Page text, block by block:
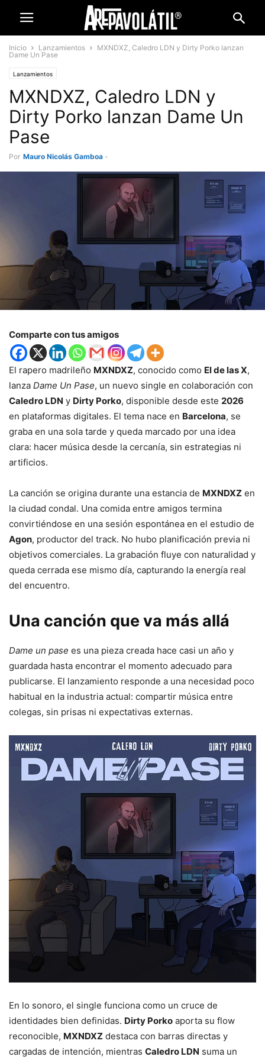
Inicio Lanzamientos
MXNDXZ, Caledro LDN y Dirty Porko lanzan
Dame Un Pase
Lanzamientos
MXNDXZ, Caledro LDN y
Dirty Porko lanzan Dame Un
Pase
Por Mauro Nicolás Gamboa -
Comparte con tus amigos
El rapero madrileño MXNDXZ, conocido como El de las X,
lanza Dame Un Pase, un nuevo single en colaboración con
Caledro LDN y Dirty Porko, disponible desde este 2026
en plataformas digitales. El tema nace en Barcelona, se
graba en una sola tarde y queda marcado por una idea
clara: hacer música desde la cercanía, sin estrategias ni
artificios.
La canción se origina durante una estancia de MXNDXZ en
la ciudad condal. Una comida entre amigos termina
convirtiéndose en una sesión espontánea en el estudio de
Agon, productor del track. No hubo planificación previa ni
objetivos comerciales. La grabación fluye con naturalidad y
queda cerrada ese mismo día, capturando la energía real
del encuentro.
Una canción que va más allá
Dame un pase es una pieza creada hace casi un año y
guardada hasta encontrar el momento adecuado para
publicarse. El lanzamiento responde a una necesidad poco
habitual en la industria actual: compartir música entre
colegas, sin prisas ni expectativas externas.
En lo sonoro, el single funciona como un cruce de
identidades bien definidas. Dirty Porko aporta su flow
reconocible, MXNDXZ destaca con barras directas y
cargadas de intención, mientras Caledro LDN suma un